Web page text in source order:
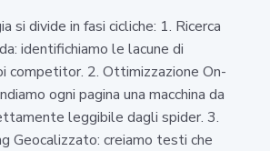
si divide in fasi cicliche: 1. Ricerca
identifichiamo le lacune di
competitor. 2. Ottimizzazione On-
ogni pagina una macchina da
leggibile dagli spider. 3.
Geocalizzato: creiamo testi che